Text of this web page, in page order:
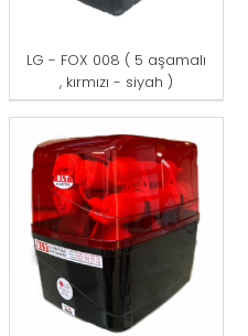
LG - FOX 008 ( 5 aşamalı
, kırmızı - siyah )